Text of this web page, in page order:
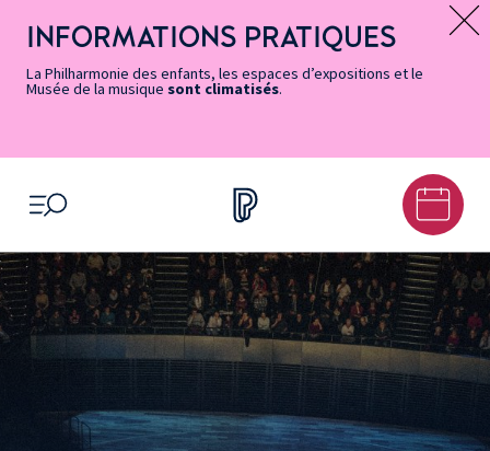
page
Accessibilité
accès
rapides
principal
contenu
principal
page
Message d’information
INFORMATIONS PRATIQUES
La Philharmonie des enfants, les espaces d’expositions et le
Musée de la musique sont climatisés.
OUVRIR LE MENU